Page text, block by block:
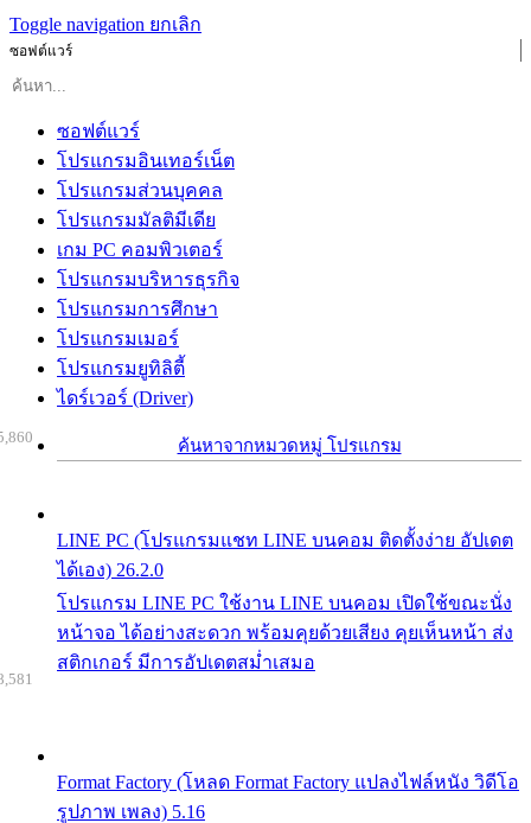
Toggle navigation ยกเลิก
ซอฟต์แวร์
ซอฟต์แวร์
โปรแกรมอินเทอร์เน็ต
โปรแกรมส่วนบุคคล
โปรแกรมมัลติมีเดีย
เกม PC คอมพิวเตอร์
โปรแกรมบริหารธุรกิจ
โปรแกรมการศึกษา
โปรแกรมเมอร์
โปรแกรมยูทิลิตี้
ไดร์เวอร์ (Driver)
ค้นหาจากหมวดหมู่ โปรแกรม
LINE PC (โปรแกรมแชท LINE บนคอม ติดตั้งง่าย อัปเดต
ได้เอง) 26.2.0
โปรแกรม LINE PC ใช้งาน LINE บนคอม เปิดใช้ขณะนั่ง
หน้าจอ ได้อย่างสะดวก พร้อมคุยด้วยเสียง คุยเห็นหน้า ส่ง
สติกเกอร์ มีการอัปเดตสม่ำเสมอ
Format Factory (โหลด Format Factory แปลงไฟล์หนัง วิดีโอ
รูปภาพ เพลง) 5.16